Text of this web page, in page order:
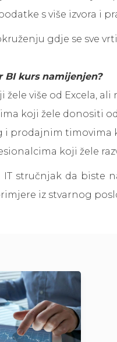
s više izvora i
gdje se sve
BI kurs namijenjen?
žele više od Excela,
koji žele donositi
i prodajnim timovima
koji žele
stručnjak da biste
iz stvarnog